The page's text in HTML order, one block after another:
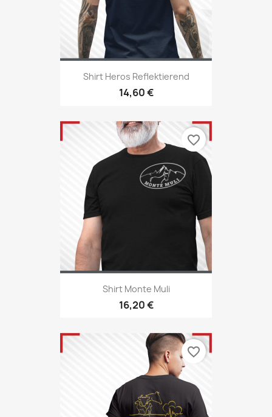
Shirt Heros Reflektierend
14,60 €
Shirt Monte Muli
16,20 €
favorite_border
favorite_border